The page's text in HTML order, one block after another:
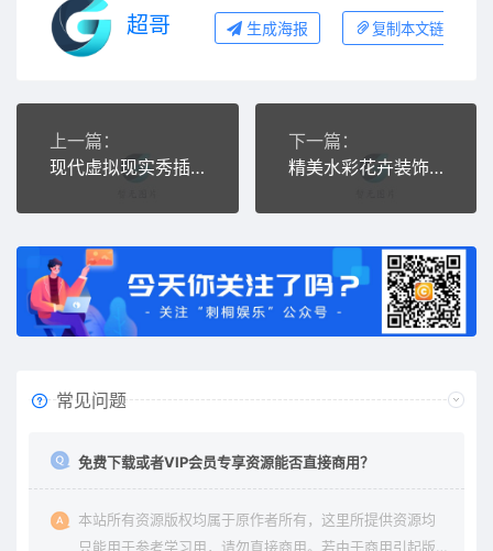
超哥 生成海报 复制本文链接
上一篇：
现代虚拟现实秀插画
下一篇：
精美水彩花卉装饰卡片
常见问题
免费下载或者VIP会员专享资源能否直接商用？
本站所有资源版权均属于原作者所有，这里所提供资源均
只能用于参考学习用，请勿直接商用。若由于商用引起版